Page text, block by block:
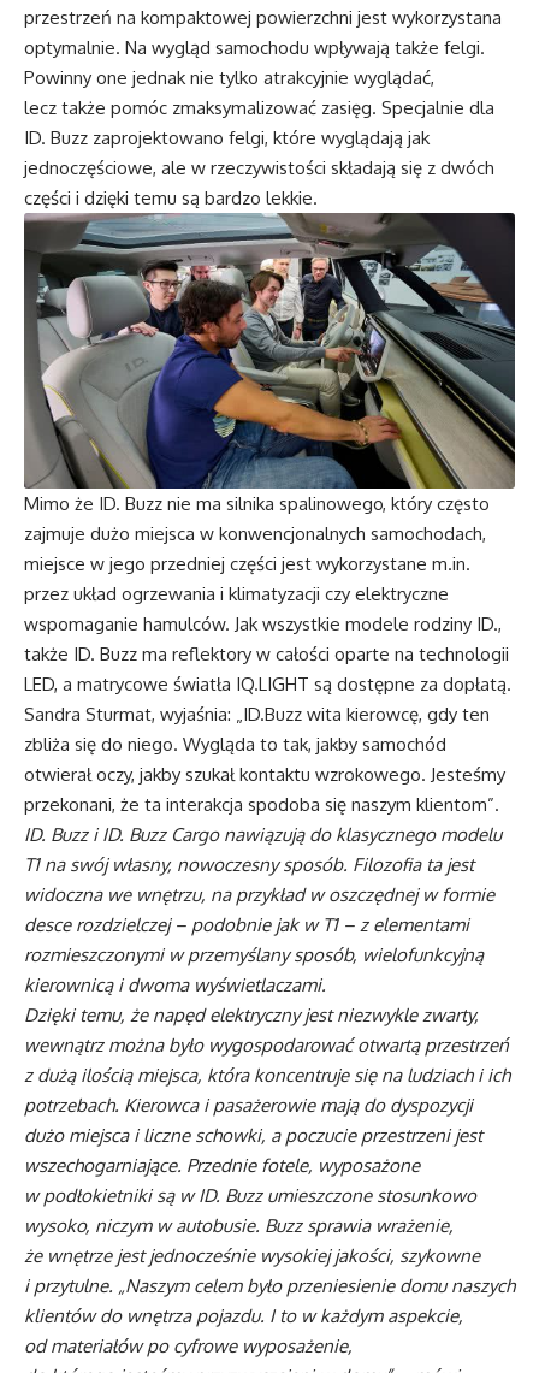
przestrzeń na kompaktowej powierzchni jest wykorzystana
optymalnie. Na wygląd samochodu wpływają także felgi.
Powinny one jednak nie tylko atrakcyjnie wyglądać,
lecz także pomóc zmaksymalizować zasięg. Specjalnie dla
ID. Buzz zaprojektowano felgi, które wyglądają jak
jednoczęściowe, ale w rzeczywistości składają się z dwóch
części i dzięki temu są bardzo lekkie.
Mimo że ID. Buzz nie ma silnika spalinowego, który często
zajmuje dużo miejsca w konwencjonalnych samochodach,
miejsce w jego przedniej części jest wykorzystane m.in.
przez układ ogrzewania i klimatyzacji czy elektryczne
wspomaganie hamulców. Jak wszystkie modele rodziny ID.,
także ID. Buzz ma reflektory w całości oparte na technologii
LED, a matrycowe światła IQ.LIGHT są dostępne za dopłatą.
Sandra Sturmat, wyjaśnia: „ID.Buzz wita kierowcę, gdy ten
zbliża się do niego. Wygląda to tak, jakby samochód
otwierał oczy, jakby szukał kontaktu wzrokowego. Jesteśmy
przekonani, że ta interakcja spodoba się naszym klientom”.
ID. Buzz i ID. Buzz Cargo nawiązują do klasycznego modelu
T1 na swój własny, nowoczesny sposób. Filozofia ta jest
widoczna we wnętrzu, na przykład w oszczędnej w formie
desce rozdzielczej – podobnie jak w T1 – z elementami
rozmieszczonymi w przemyślany sposób, wielofunkcyjną
kierownicą i dwoma wyświetlaczami.
Dzięki temu, że napęd elektryczny jest niezwykle zwarty,
wewnątrz można było wygospodarować otwartą przestrzeń
z dużą ilością miejsca, która koncentruje się na ludziach i ich
potrzebach. Kierowca i pasażerowie mają do dyspozycji
dużo miejsca i liczne schowki, a poczucie przestrzeni jest
wszechogarniające. Przednie fotele, wyposażone
w podłokietniki są w ID. Buzz umieszczone stosunkowo
wysoko, niczym w autobusie. Buzz sprawia wrażenie,
że wnętrze jest jednocześnie wysokiej jakości, szykowne
i przytulne. „Naszym celem było przeniesienie domu naszych
klientów do wnętrza pojazdu. I to w każdym aspekcie,
od materiałów po cyfrowe wyposażenie,